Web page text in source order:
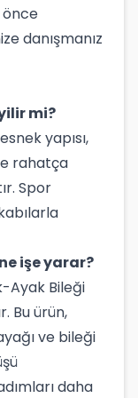
önce
danışmanız
mi?
yapısı,
rahatça
Spor
işe yarar?
Ayak Bileği
Bu ürün,
ve bileği
daha